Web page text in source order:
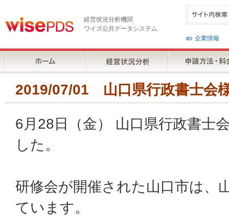
経営状況分析機関
ワイズ公共データシステム
企業情報
2019/07/01 山口県行政書士会
6月28日（金） 山口県行政書士
した。
研修会が開催された山口市は、
ています。